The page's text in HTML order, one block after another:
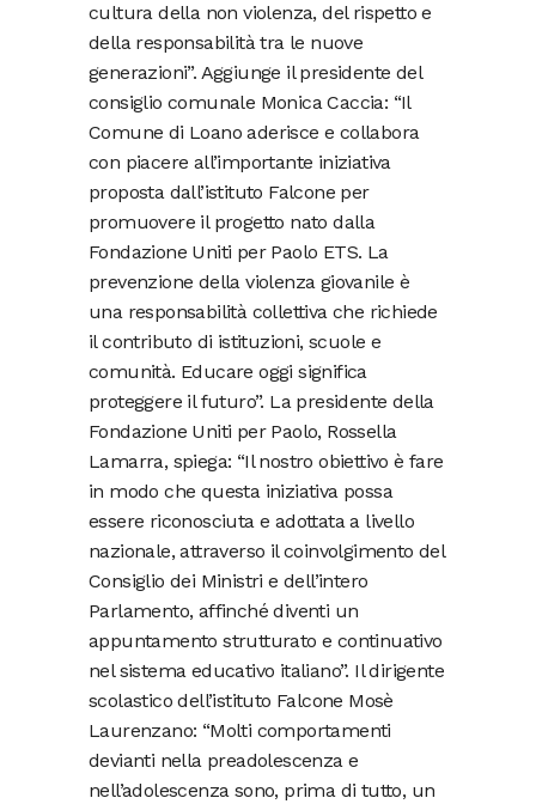
cultura della non violenza, del rispetto e
della responsabilità tra le nuove
generazioni”. Aggiunge il presidente del
consiglio comunale Monica Caccia: “Il
Comune di Loano aderisce e collabora
con piacere all’importante iniziativa
proposta dall’istituto Falcone per
promuovere il progetto nato dalla
Fondazione Uniti per Paolo ETS. La
prevenzione della violenza giovanile è
una responsabilità collettiva che richiede
il contributo di istituzioni, scuole e
comunità. Educare oggi significa
proteggere il futuro”. La presidente della
Fondazione Uniti per Paolo, Rossella
Lamarra, spiega: “Il nostro obiettivo è fare
in modo che questa iniziativa possa
essere riconosciuta e adottata a livello
nazionale, attraverso il coinvolgimento del
Consiglio dei Ministri e dell’intero
Parlamento, affinché diventi un
appuntamento strutturato e continuativo
nel sistema educativo italiano”. Il dirigente
scolastico dell’istituto Falcone Mosè
Laurenzano: “Molti comportamenti
devianti nella preadolescenza e
nell’adolescenza sono, prima di tutto, un